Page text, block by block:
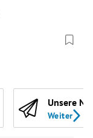
Unsere
Weiter